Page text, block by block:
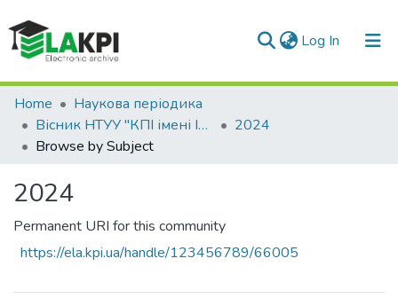
Log In (current)
Communities & Collections
All of DSpace
Home
Наукова періодика
Вісник НТУУ "КПІ імені Ігоря Сікорського". Серія: Хімічна інженерія, екологія та ресурсозбереження
2024
Browse by Subject
2024
Permanent URI for this community
https://ela.kpi.ua/handle/123456789/66005